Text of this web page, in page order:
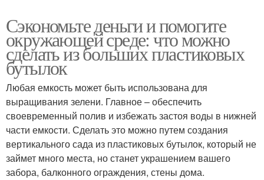
Сэкономьте деньги и помогите
окружающей среде: что можно
сделать из больших пластиковых
бутылок
Любая емкость может быть использована для
выращивания зелени. Главное – обеспечить
своевременный полив и избежать застоя воды в нижней
части емкости. Сделать это можно путем создания
вертикального сада из пластиковых бутылок, который не
займет много места, но станет украшением вашего
забора, балконного ограждения, стены дома.